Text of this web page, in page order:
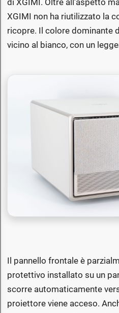
XGIMI non ha riutilizzato la
ricopre. Il colore dominante
vicino al bianco, con un
Il pannello frontale è
protettivo installato su un
scorre automaticamente
proiettore viene acceso.